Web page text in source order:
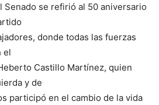
Senado se refirió al 50 aniversario
donde todas las fuerzas
el
Castillo Martínez, quien
y de
participó en el cambio de la vida